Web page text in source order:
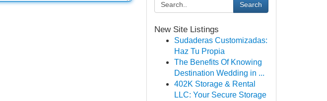
Search
New Site Listings
Sudaderas Customizadas:
Haz Tu Propia
The Benefits Of Knowing
Destination Wedding in ...
402K Storage & Rental
LLC: Your Secure Storage